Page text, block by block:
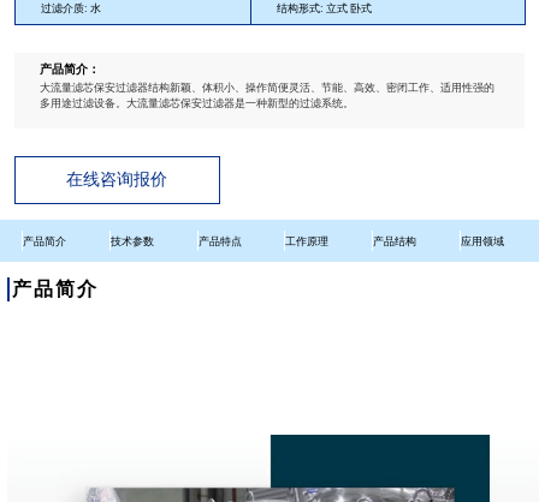
过滤介质: 水 结构形式: 立式 卧式
产品简介：
大流量滤芯保安过滤器结构新颖、体积小、操作简便灵活、节能、高效、密闭工作、适用性强的
多用途过滤设备。大流量滤芯保安过滤器是一种新型的过滤系统。
在线咨询报价
产品简介 技术参数 产品特点 工作原理 产品结构 应用领域
产品简介